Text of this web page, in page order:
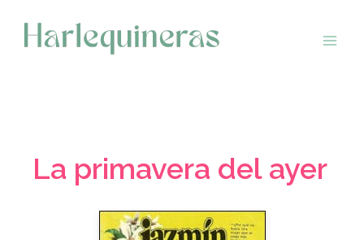
contenido
La primavera del ayer